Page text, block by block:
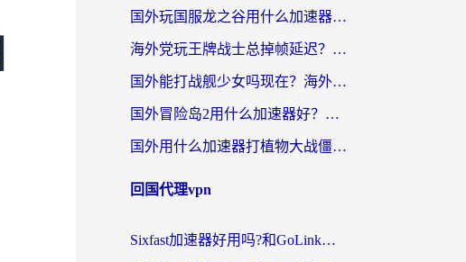
国外玩国服龙之谷用什么加速器最好？一份给海外游子的终极指南
海外党玩王牌战士总掉帧延迟？这份王牌战士延迟加速器终极指南救你命
国外能打战舰少女吗现在？海外玩家的国服游戏加速终极指南
国外冒险岛2用什么加速器好？海外党国服游戏畅玩全攻略（附鸣潮哈利波特加速技巧）
国外用什么加速器打植物大战僵尸好？海外党国服游戏加速终极指南
回国代理vpn
Sixfast加速器好用吗?和GoLink加速器对比哪个回国效果更好?海外党亲测实用指南